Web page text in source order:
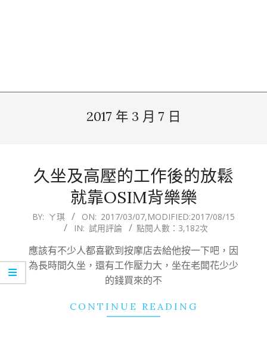
2017 年 3 月 7 日
久坐及高壓的工作後的放鬆
就靠OSIM背樂樂
2017-
07
BY: ㄚ琪 ON: 2017/03/07,MODIFIED:2017/08/15
IN: 試用評論 點閱人數：3,182次
應該有不少人都喜歡到按摩店去給他按一下吧，因
為長時間久坐，還有工作壓力大，坐在老闆花少少
的錢買來的不
CONTINUE READING